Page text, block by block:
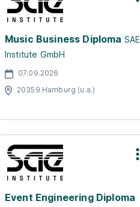
Music Business Diploma SAE
Institute GmbH
07.09.2026
20359 Hamburg (u.a.)
Event Engineering Diploma